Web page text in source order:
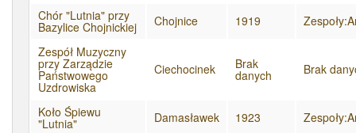
Chór "Lutnia" przy
Bazylice Chojnickiej Chojnice 1919
Zespół Muzyczny
przy Zarządzie
Państwowego
Uzdrowiska
Ciechocinek Brak
danych Brak
Koło Śpiewu
"Lutnia" Damasławek 1923